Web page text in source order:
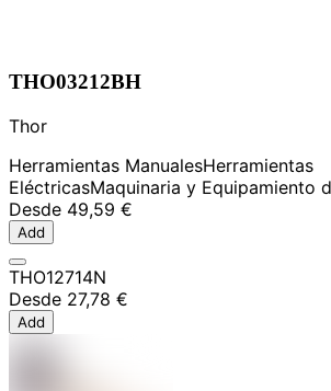
THO03212BH
Thor
Herramientas ManualesHerramientas
EléctricasMaquinaria y Equipamiento
Desde 49,59 €
Add
THO12714N
Desde 27,78 €
Add